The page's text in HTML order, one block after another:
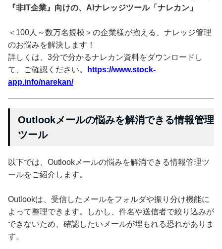
『非IT企業』向けの、AIナレッジツール「ナレカン」
＜100人～数万名規模＞の企業様が抱える、ナレッジ管理
のお悩みを解決します！
詳しくは、3分で分かるナレカン資料をダウンロードし
て、ご確認ください。
https://www.stock-
app.info/narekan/
Outlookメールの悩みを解消できる情報管理
ツール
以下では、Outlookメールの悩みを解消できる情報管理ツ
ールをご紹介します。
Outlookは、受信したメールをフォルダや振り分け機能に
よって整理できます。しかし、件名や送信者で絞り込みが
できないため、確認したいメールが埋もれる恐れがありま
す。